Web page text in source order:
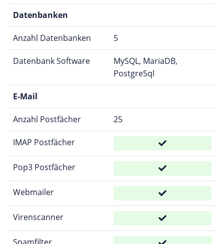
Datenbanken
Anzahl Datenbanken 5
Datenbank Software
MySQL, MariaDB,
PostgreSql
E-Mail
Anzahl Postfächer 25
IMAP Postfächer
Pop3 Postfächer
Webmailer
Virenscanner
Spamfilter